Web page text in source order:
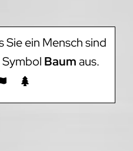
Sie ein Mensch sind
Symbol Baumaus.